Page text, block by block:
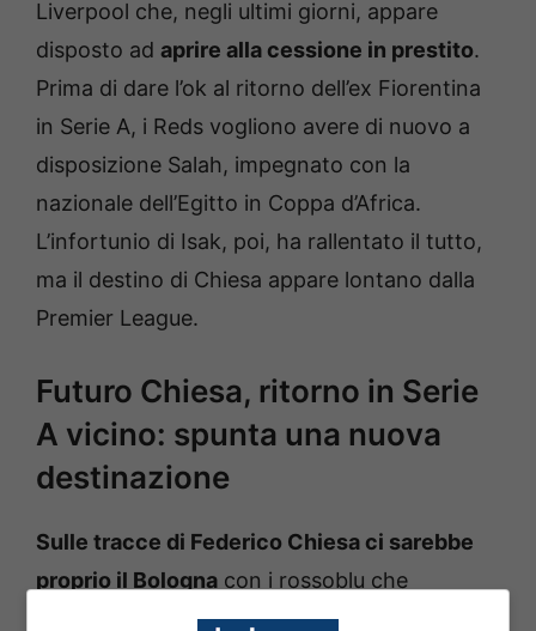
Liverpool che, negli ultimi giorni, appare
disposto ad aprire alla cessione in prestito.
Prima di dare l’ok al ritorno dell’ex Fiorentina
in Serie A, i Reds vogliono avere di nuovo a
disposizione Salah, impegnato con la
nazionale dell’Egitto in Coppa d’Africa.
L’infortunio di Isak, poi, ha rallentato il tutto,
ma il destino di Chiesa appare lontano dalla
Premier League.
Futuro Chiesa, ritorno in Serie
A vicino: spunta una nuova
destinazione
Sulle tracce di Federico Chiesa ci sarebbe
proprio il Bologna con i rossoblu che
potrebbero valutarne l’acquisto in prestito nel